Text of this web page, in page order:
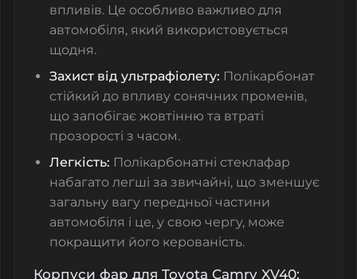
впливів. Це особливо важливо для
автомобіля, який використовується
щодня.
Захист від ультрафіолету: Полікарбонат
стійкий до впливу сонячних променів,
що запобігає жовтінню та втраті
прозорості з часом.
Легкість: Полікарбонатні стеклафар
набагато легші за звичайні, що зменшує
загальну вагу передньої частини
автомобіля і це, у свою чергу, може
покращити його керованість.
Корпуси фар для Toyota Camry XV40: